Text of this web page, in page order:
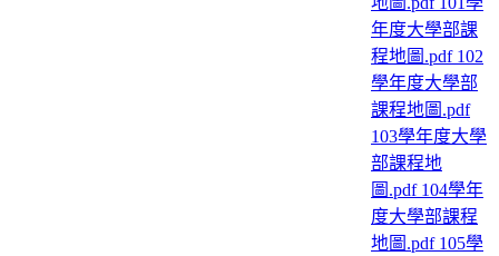
年度大學部課
程地圖.pdf102
學年度大學部
課程地圖.pdf
103學年度大學
部課程地
圖.pdf104學年
度大學部課程
地圖.pdf105學